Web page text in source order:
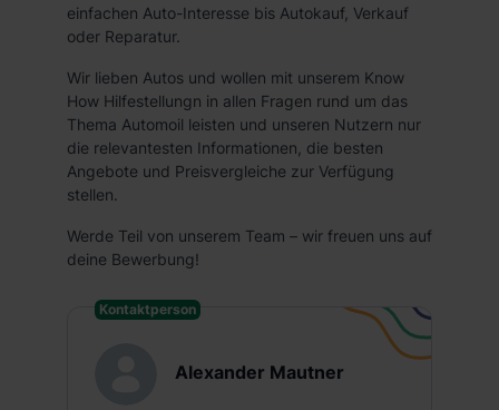
einfachen Auto-Interesse bis Autokauf, Verkauf
oder Reparatur.
Wir lieben Autos und wollen mit unserem Know
How Hilfestellungn in allen Fragen rund um das
Thema Automoil leisten und unseren Nutzern nur
die relevantesten Informationen, die besten
Angebote und Preisvergleiche zur Verfügung
stellen.
Werde Teil von unserem Team – wir freuen uns auf
deine Bewerbung!
Kontaktperson
Alexander Mautner